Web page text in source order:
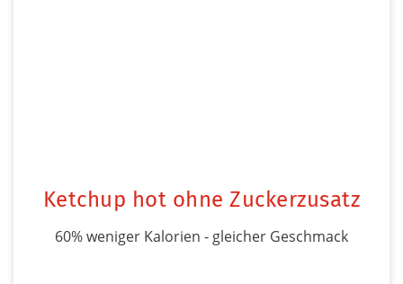
Ketchup hot ohne Zuckerzusatz
60% weniger Kalorien - gleicher Geschmack